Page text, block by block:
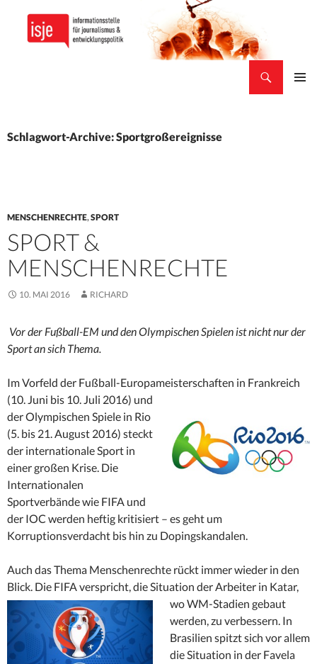
Schlagwort-Archive: Sportgroßereignisse
MENSCHENRECHTE,SPORT
SPORT &
MENSCHENRECHTE
10. MAI 2016 RICHARD
Vor der Fußball-EM und den Olympischen Spielen ist nicht nur der
Sport an sich Thema.
Im Vorfeld der Fußball-Europameisterschaften in Frankreich
(10. Juni bis 10. Juli 2016) und
der Olympischen Spiele in Rio
(5. bis 21. August 2016) steckt
der internationale Sport in
einer großen Krise. Die
Internationalen
Sportverbände wie FIFA und
der IOC werden heftig kritisiert – es geht um
Korruptionsverdacht bis hin zu Dopingskandalen.
Auch das Thema Menschenrechte rückt immer wieder in den
Blick. Die FIFA verspricht, die Situation der Arbeiter in Katar,
woWM-Stadien gebaut
werden, zu verbessern. In
Brasilien spitzt sich vor allem
die Situation in der Favela